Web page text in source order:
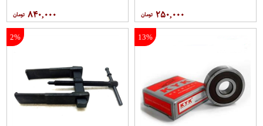
۲۵۰,۰۰۰ ۸۴۰,۰۰۰
13%
2%